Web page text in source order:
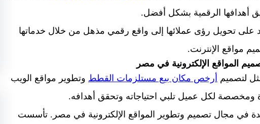
أهدافها الرقمية بشكل أفضل.
تحويل رؤى عملائها إلى واقع رقمي مذهل من خلال خدماتها
مواقع الإنترنت.
المواقع الإلكترونية في مصر
لتصميم أرخص مكان بيع مستلزمات القطط وتطوير مواقع الويب
لكل عميل تلبي احتياجاته وتحقق أهدافه.
مجال تصميم وتطوير المواقع الإلكترونية في مصر. تأسست